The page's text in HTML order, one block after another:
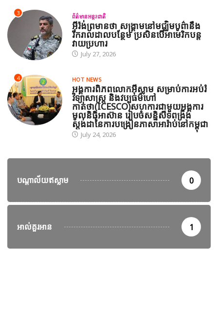
3 ព័ត៌មានអន្តរជាតិ
អ៊ីរ៉ង់ព្រមានថា សង្គ្រាមនៅមជ្ឈិមបូព៌ានឹង
រីករាលដាលបន្ថែម ប្រសិនបើអាមេរិកបន្ត
វាយប្រហារ
July 27, 2026
4 HOT NEWS
អង្គការពិភពលោកអ៊ីស្លាម សម្រាប់ការអប់រំ
វិទ្យាសាស្ត្រ និងវប្បធម៌ហៅ
កាត់ថា(ICESCO)សហការជាមួយអង្គការ
មូលនិធិអាស៊ាន រៀបចំសន្និសីទពង្រឹង
ស្តង់ដានៃការបង្រៀនភាសាអារ៉ាប់នៅកម្ពុជា
July 24, 2026
បណ្តាល័យឥស្លាម 0
អាល់គួរអាន 1